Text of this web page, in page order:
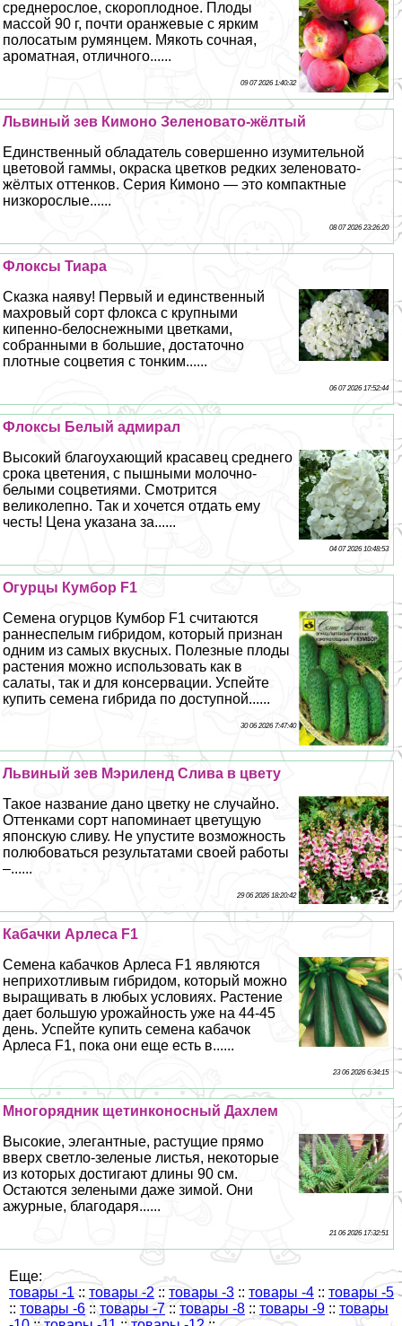
среднерослое, скороплодное. Плоды
массой 90 г, почти оранжевые с ярким
полосатым румянцем. Мякоть сочная,
ароматная, отличного......
09 07 2026 1:40:32
Львиный зев Кимоно Зеленовато-жёлтый
Единственный обладатель совершенно изумительной
цветовой гаммы, окраска цветков редких зеленовато-
жёлтых оттенков. Серия Кимоно — это компактные
низкорослые......
08 07 2026 23:26:20
Флоксы Тиара
Сказка наяву! Первый и единственный
махровый сорт флокса с крупными
кипенно-белоснежными цветками,
собранными в большие, достаточно
плотные соцветия с тонким......
06 07 2026 17:52:44
Флоксы Белый адмирал
Высокий благоухающий красавец среднего
срока цветения, с пышными молочно-
белыми соцветиями. Смотрится
великолепно. Так и хочется отдать ему
честь! Цена указана за......
04 07 2026 10:48:53
Огурцы Кумбор F1
Семена огурцов Кумбор F1 считаются
раннеспелым гибридом, который признан
одним из самых вкусных. Полезные плоды
растения можно использовать как в
салаты, так и для консервации. Успейте
купить семена гибрида по доступной......
30 06 2026 7:47:40
Львиный зев Мэриленд Слива в цвету
Такое название дано цветку не случайно.
Оттенками сорт напоминает цветущую
японскую сливу. Не упустите возможность
полюбоваться результатами своей работы
–......
29 06 2026 18:20:42
Кабачки Арлеса F1
Семена кабачков Арлеса F1 являются
неприхотливым гибридом, который можно
выращивать в любых условиях. Растение
дает большую урожайность уже на 44-45
день. Успейте купить семена кабачок
Арлеса F1, пока они еще есть в......
23 06 2026 6:34:15
Многорядник щетинконосный Дахлем
Высокие, элегантные, растущие прямо
вверх светло-зеленые листья, некоторые
из которых достигают длины 90 см.
Остаются зелеными даже зимой. Они
ажурные, благодаря......
21 06 2026 17:32:51
Еще:
товары -1 :: товары -2 :: товары -3 :: товары -4 :: товары -5
:: товары -6 :: товары -7 ::товары -8 :: товары -9 :: товары